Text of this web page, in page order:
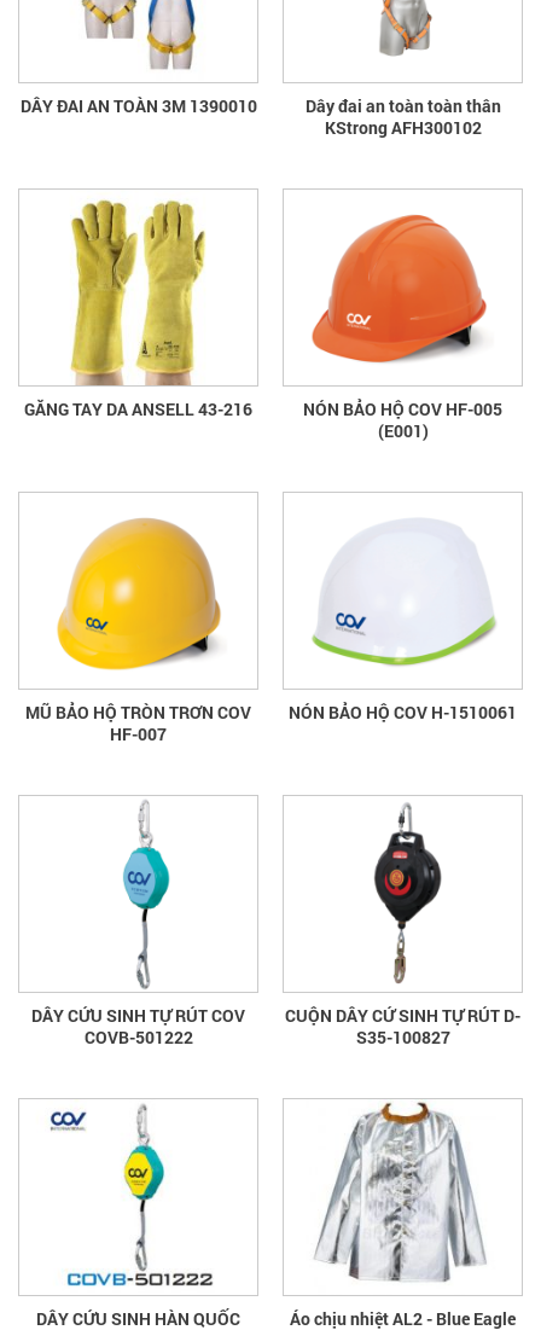
DÂY ĐAI AN TOÀN 3M 1390010
Dây đai an toàn toàn thân
KStrong AFH300102
GĂNG TAY DA ANSELL 43-216
NÓN BẢO HỘ COV HF-005
(E001)
MŨ BẢO HỘ TRÒN TRƠN COV
HF-007
NÓN BẢO HỘ COV H-1510061
DÂY CỨU SINH TỰ RÚT COV
COVB-501222
CUỘN DÂY CỨ SINH TỰ RÚT D-
S35-100827
DÂY CỨU SINH HÀN QUỐC
Áo chịu nhiệt AL2 - Blue Eagle